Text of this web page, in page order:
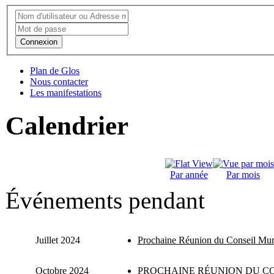
Connexion
Plan de Glos
Nous contacter
Les manifestations
Calendrier
Par année Par mois
Événements pendant
Juillet 2024 Prochaine Réunion du Conseil
Octobre 2024 PROCHAINE RÉUNION DU